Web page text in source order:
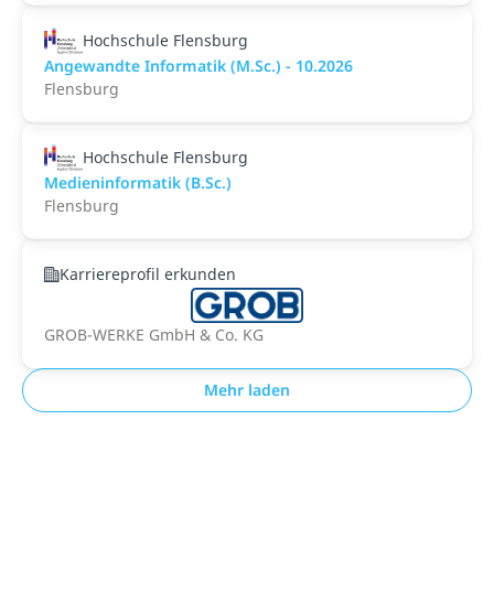
Hochschule Flensburg
Angewandte Informatik (M.Sc.) - 10.2026
Flensburg
Hochschule Flensburg
Medieninformatik (B.Sc.)
Flensburg
Karriereprofil erkunden
GROB-WERKE GmbH & Co. KG
Mehr laden